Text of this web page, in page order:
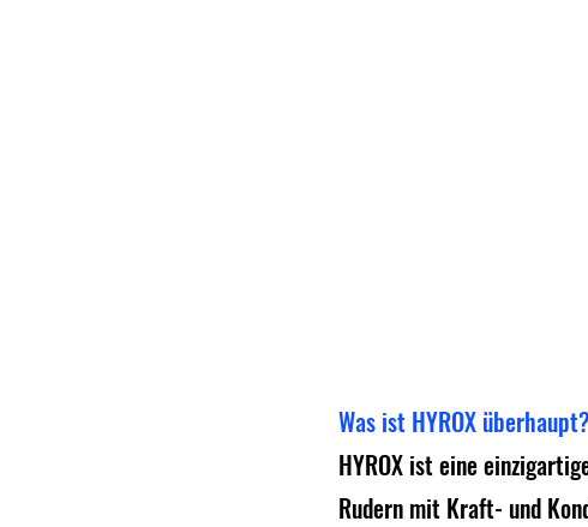
Was ist HYROX überhaupt?
HYROX ist eine
Rudern mit Kraft- und